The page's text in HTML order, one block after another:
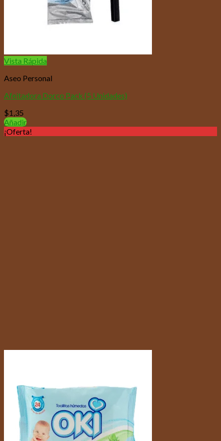
Vista Rápida
Aseo Personal
Afeitadora Dorco Pack (5 Unidades)
$1,35
Añadir
¡Oferta!